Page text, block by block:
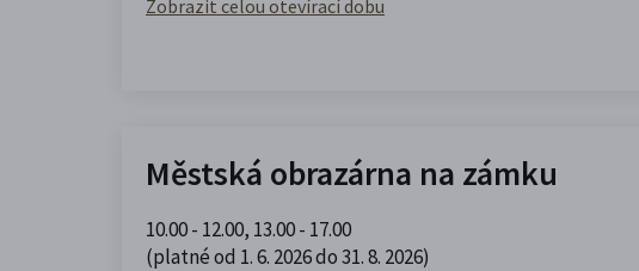
Zobrazit celou otevírací dobu
Městská obrazárna na zámku
10.00 - 12.00, 13.00 - 17.00
(platné od 1. 6. 2026 do 31. 8. 2026)